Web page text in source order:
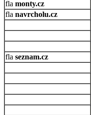
monty.cz
navrcholu.cz
seznam.cz